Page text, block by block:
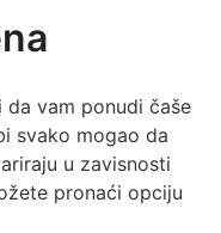
da vam ponudi čaše
svako mogao da
u zavisnosti
pronaći opciju